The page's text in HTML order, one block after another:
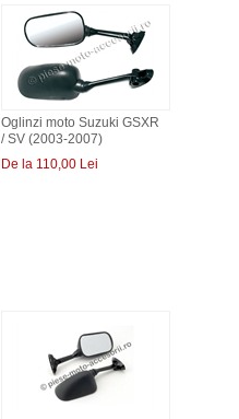
Oglinzi moto Suzuki GSXR
/ SV (2003-2007)
De la 110,00 Lei